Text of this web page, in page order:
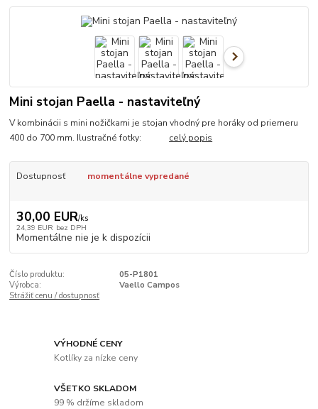
Mini stojan Paella - nastaviteľný
V kombinácii s mini nožičkami je stojan vhodný pre horáky od priemeru
400 do 700 mm. Ilustračné fotky: celý popis
Dostupnosť momentálne vypredané
30,00 EUR/ks
24,39 EUR bez DPH
Momentálne nie je k dispozícii
Číslo produktu:
05-P1801
Výrobca:
Vaello Campos
Strážiť cenu / dostupnosť
VÝHODNÉ CENY
Kotlíky za nízke ceny
VŠETKO SKLADOM
99 % držíme skladom